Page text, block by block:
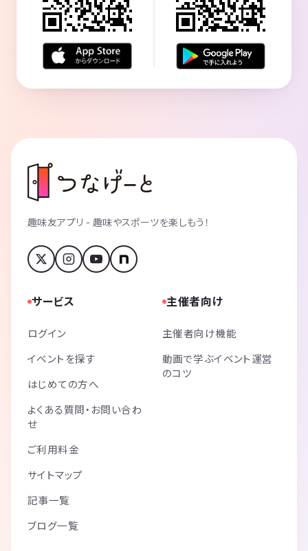
趣味友アプリ - 趣味やスポーツを楽しもう！
サービス
ログイン
イベントを探す
はじめての方へ
よくある質問・お問い合わ
せ
ご利用料金
サイトマップ
記事一覧
ブログ一覧
主催者向け
主催者向け機能
動画で学ぶイベント運営
のコツ